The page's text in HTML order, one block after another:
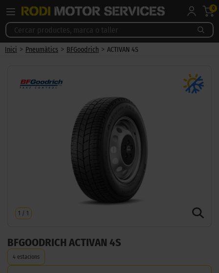
0
Inici > Pneumàtics > BFGoodrich > ACTIVAN 4S
1 / 1
BFGOODRICH ACTIVAN 4S
4 estacions